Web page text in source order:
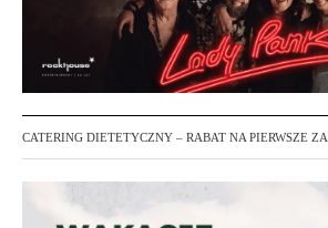
CATERING DIETETYCZNY – RABAT NA PIERWSZE